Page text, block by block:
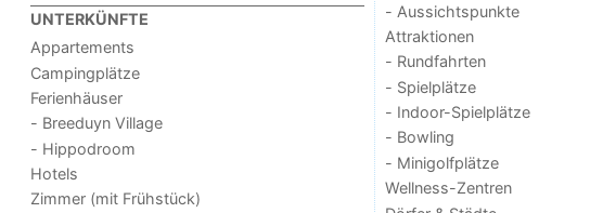
UNTERKÜNFTE
Appartements
Campingplätze
Ferienhäuser
- Breeduyn Village
- Hippodroom
Hotels
Zimmer (mit Frühstück)
- Aussichtspunkte
Attraktionen
- Rundfahrten
- Spielplätze
- Indoor-Spielplätze
- Bowling
- Minigolfplätze
Wellness-Zentren